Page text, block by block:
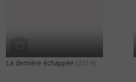
La dernière échappée (2014)